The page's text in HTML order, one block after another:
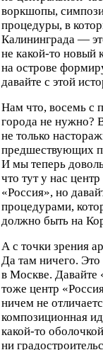
воркшопы,
процедуры, в
Калининграда —
не какой-то новый
на острове
давайте с этой
Нам что, восемь с
города не нужно?
не только
предшествующих
И мы теперь
что тут у нас
«Россия», но
процедурами,
должно быть на
А с точки зрения
Да там ничего. Это
в Москве. Давайте
тоже центр
ничем не
композиционная
какой-то
ни